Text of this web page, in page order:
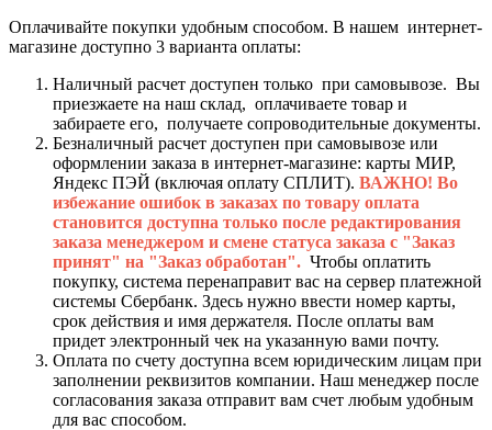
Оплачивайте покупки удобным способом. В нашем интернет-
магазине доступно 3 варианта оплаты:
Наличный расчет доступен только при самовывозе. Вы
приезжаете на наш склад, оплачиваете товар и
забираете его, получаете сопроводительные документы.
Безналичный расчет доступен при самовывозе или
оформлении заказа в интернет-магазине: карты МИР,
Яндекс ПЭЙ (включая оплату СПЛИТ). ВАЖНО! Во
избежание ошибок в заказах по товару оплата
становится доступна только после редактирования
заказа менеджером и смене статуса заказа с "Заказ
принят" на "Заказ обработан". Чтобы оплатить
покупку, система перенаправит вас на сервер платежной
системы Сбербанк. Здесь нужно ввести номер карты,
срок действия и имя держателя. После оплаты вам
придет электронный чек на указанную вами почту.
Оплата по счету доступна всем юридическим лицам при
заполнении реквизитов компании. Наш менеджер после
согласования заказа отправит вам счет любым удобным
для вас способом.